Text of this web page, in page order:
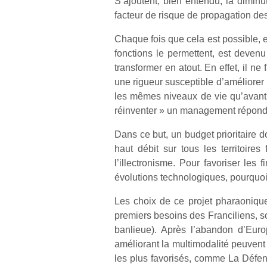
facteur de risque de propagation
Chaque fois que cela est possible,
fonctions le permettent, est
transformer en atout. En effet, il
une rigueur susceptible
les mêmes niveaux de vie
réinventer » un management
Dans ce but, un budget prioritaire
haut débit sur tous les territoires
l’illectronisme. Pour favoriser
évolutions technologiques,
Les choix de ce projet
premiers besoins des Franciliens,
banlieue). Après l’abandon
améliorant la multimodalité
les plus favorisés, comme La